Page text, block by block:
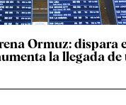
Ormuz: dispara
la llegada